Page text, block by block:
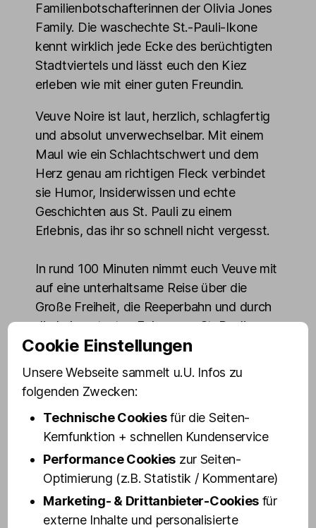
Familienbotschafterinnen der Olivia Jones
Family. Die waschechte St.-Pauli-Ikone
kennt wirklich jede Ecke des berüchtigten
Stadtviertels und lässt euch den Kiez
erleben wie mit einer guten Freundin.
Veuve Noire ist laut, herzlich, schlagfertig
und absolut unverwechselbar. Mit einem
Maul wie ein Schlachtschwert und dem
Herz genau am richtigen Fleck verbindet
sie Humor, Insiderwissen und echte
Geschichten aus St. Pauli zu einem
Erlebnis, das ihr so schnell nicht vergesst.
In rund 100 Minuten nimmt euch Veuve mit
auf eine unterhaltsame Reise über die
Große Freiheit, die Reeperbahn und durch
die bekanntesten Ecken von St. Pauli.
Dabei erwarten euch spannende
weltberühmtes Viertel. Zwischenstopps
gibt es unter anderem an der Davidwache,
auf dem Spielbudenplatz und an weiteren
legendären Orten des Viertels – inklusive
eines Blicks hinter die Kulissen der Olivia
Jones Family mit einem exklusiven
Zwischenstopp in Olivias Kostümfundus.
Cookie Einstellungen
Unsere Webseite sammelt u.U. Infos zu
folgenden Zwecken:
Technische Cookiesfür die Seiten-
Kernfunktion + schnellen Kundenservice
Performance Cookies zur Seiten-
Optimierung (z.B. Statistik / Kommentare)
Marketing- & Drittanbieter-Cookies für
externe Inhalte und personalisierte